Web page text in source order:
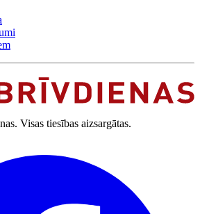
Visas tiesības aizsargātas.